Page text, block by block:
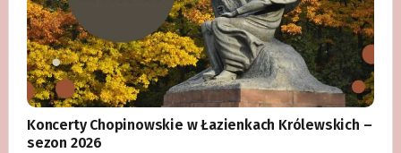
Koncerty Chopinowskie w Łazienkach Królewskich –
sezon 2026